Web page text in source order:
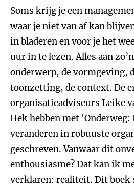
Soms krijg je een
waar je niet van af kan
in bladeren en voor je het
uur in te lezen. Alles aan
onderwerp, de vormgeving,
toonzetting, de context. De
organisatieadviseurs Leike
Hek hebben met
veranderen in robuuste
geschreven. Vanwaar dit
enthousiasme? Dat kan ik
verklaren: realiteit. Dit boek